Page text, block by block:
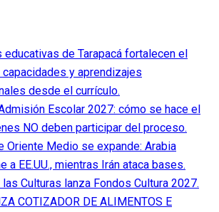
educativas de Tarapacá fortalecen el
y aprendizajes
desde el currículo.
Escolar 2027: cómo se hace el
NO deben participar del proceso.
Oriente Medio se expande: Arabia
a EE.UU., mientras Irán ataca bases.
Culturas lanza Fondos Cultura 2027.
COTIZADOR DE ALIMENTOS E